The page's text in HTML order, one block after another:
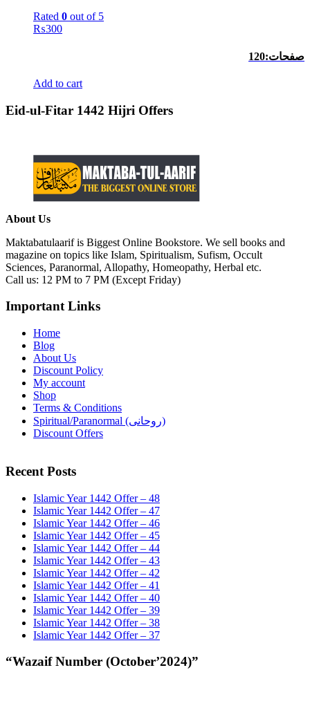
Rated 0 out of 5
₨300
صفحات:120
Add to cart
Eid-ul-Fitar 1442 Hijri Offers
About Us
Maktabatulaarif is Biggest Online Bookstore. We sell books and
magazine on topics like Islam, Spiritualism, Sufism, Occult
Sciences, Paranormal, Allopathy, Homeopathy, Herbal etc.
Call us: 12 PM to 7 PM (Except Friday)
Important Links
Home
Blog
About Us
Discount Policy
My account
Shop
Terms & Conditions
Spiritual/Paranormal (روحانی)
Discount Offers
Recent Posts
Islamic Year 1442 Offer – 48
Islamic Year 1442 Offer – 47
Islamic Year 1442 Offer – 46
Islamic Year 1442 Offer – 45
Islamic Year 1442 Offer – 44
Islamic Year 1442 Offer – 43
Islamic Year 1442 Offer – 42
Islamic Year 1442 Offer – 41
Islamic Year 1442 Offer – 40
Islamic Year 1442 Offer – 39
Islamic Year 1442 Offer – 38
Islamic Year 1442 Offer – 37
“Wazaif Number (October’2024)”